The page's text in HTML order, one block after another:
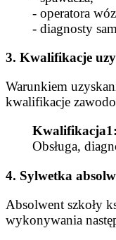
- operatora
- diagnosty
3. Kwalifikacje
Warunkiem
kwalifikacje
Kwalifikacja1:
Obsługa,
4. Sylwetka
Absolwent szkoły
wykonywania